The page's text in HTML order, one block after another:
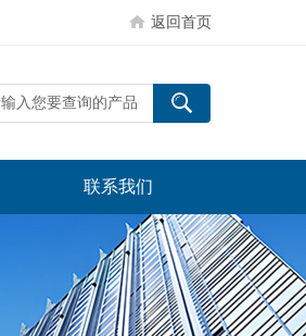
返回首页
联系我们